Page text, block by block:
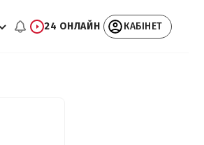
24 ОНЛАЙН КАБІНЕТ